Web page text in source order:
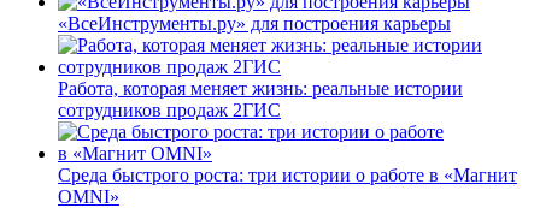
«ВсеИнструменты.ру» для построения карьеры
Работа, которая меняет жизнь: реальные истории
сотрудников продаж 2ГИС
Среда быстрого роста: три истории о работе в «Магнит
OMNI»